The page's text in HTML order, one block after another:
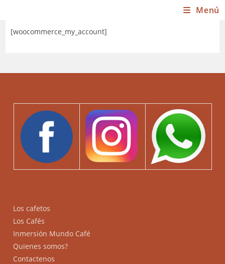
contenido
Menú
[woocommerce_my_account]
Los cafetos
Los Cafés
Inmersión Mundo Café
Quienes somos?
Contactenos